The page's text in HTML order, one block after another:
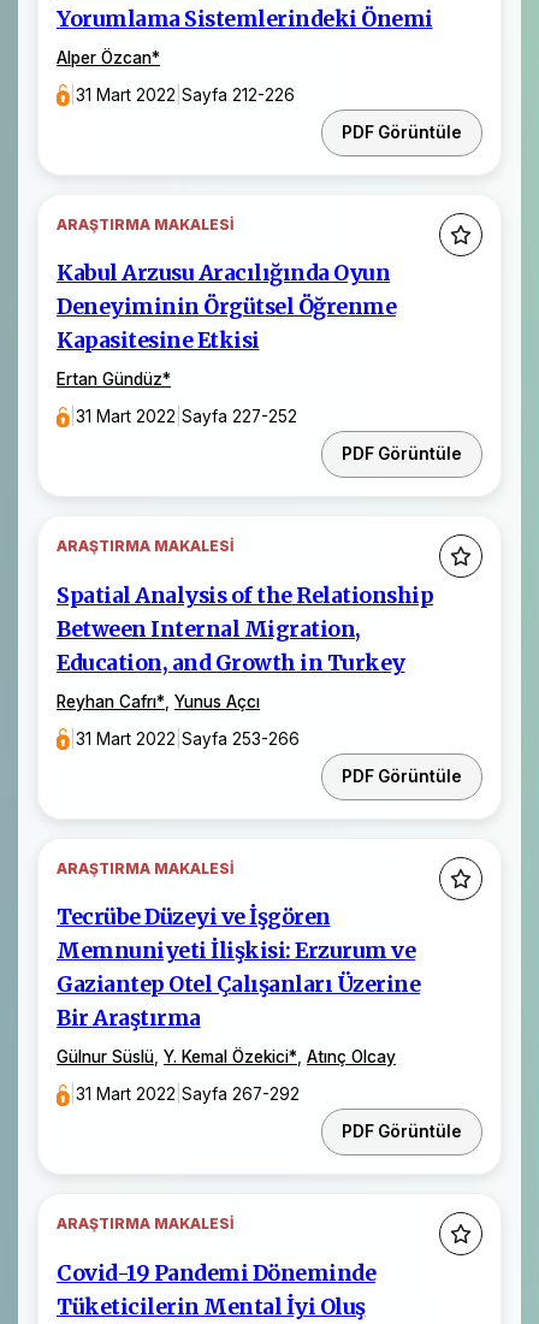
Yorumlama Sistemlerindeki Önemi
Alper Özcan*
|31 Mart 2022 |Sayfa 212-226
PDF Görüntüle
ARAŞTIRMA MAKALESI
Kabul Arzusu Aracılığında Oyun
Deneyiminin Örgütsel Öğrenme
Kapasitesine Etkisi
Ertan Gündüz*
|31 Mart 2022 |Sayfa 227-252
PDF Görüntüle
ARAŞTIRMA MAKALESI
Spatial Analysis of the Relationship
Between Internal Migration,
Education, and Growth in Turkey
Reyhan Cafrı* Yunus Açcı
|31 Mart 2022 |Sayfa 253-266
PDF Görüntüle
ARAŞTIRMA MAKALESI
Tecrübe Düzeyi ve İşgören
Memnuniyeti İlişkisi: Erzurum ve
Gaziantep Otel Çalışanları Üzerine
Bir Araştırma
Gülnur Süslü, Y. Kemal Özekici*, Atınç Olcay
|31 Mart 2022 |Sayfa 267-292
PDF Görüntüle
ARAŞTIRMA MAKALESI
Covid-19 Pandemi Döneminde
Tüketicilerin Mental İyi Oluş